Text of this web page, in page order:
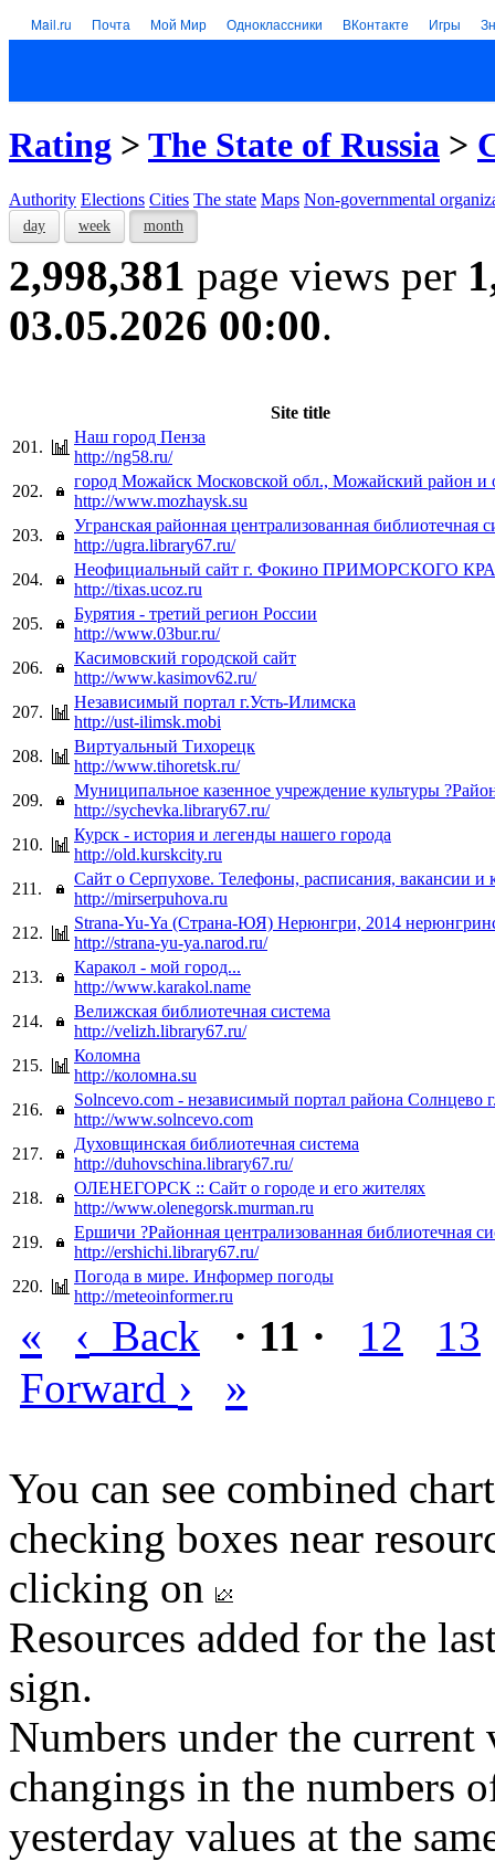
Mail.ru Почта Мой Мир Одноклассники ВКонтакте Игры
Rating > The State of Russia >
Authority Elections Cities The state Maps Non-governmental
day week month
2,998,381 page views per
03.05.2026 00:00.
Site title
201.
Наш город Пенза
http://ng58.ru/
202.
город Можайск Московской обл., Можайский район и
http://www.mozhaysk.su
203.
Угранская районная централизованная библиотечная
http://ugra.library67.ru/
204.
Неофициальный сайт г. Фокино ПРИМОРСКОГО
http://tixas.ucoz.ru
205.
Бурятия - третий регион России
http://www.03bur.ru/
206.
Касимовский городской сайт
http://www.kasimov62.ru/
207.
Независимый портал г.Усть-Илимска
http://ust-ilimsk.mobi
208.
Виртуальный Тихорецк
http://www.tihoretsk.ru/
209.
Муниципальное казенное учреждение культуры
http://sychevka.library67.ru/
210.
Курск - история и легенды нашего города
http://old.kurskcity.ru
211.
Сайт о Серпухове. Телефоны, расписания, вакансии и
http://mirserpuhova.ru
212.
Strana-Yu-Ya (Страна-ЮЯ) Нерюнгри, 2014
http://strana-yu-ya.narod.ru/
213.
Каракол - мой город...
http://www.karakol.name
214.
Велижская библиотечная система
http://velizh.library67.ru/
215.
Коломна
http://коломна.su
216.
Solncevo.com - независимый портал района Солнцево
http://www.solncevo.com
217.
Духовщинская библиотечная система
http://duhovschina.library67.ru/
218.
ОЛЕНЕГОРСК :: Сайт о городе и его жителях
http://www.olenegorsk.murman.ru
219.
Ершичи ?Районная централизованная библиотечная
http://ershichi.library67.ru/
220.
Погода в мире. Информер погоды
http://meteoinformer.ru
« ‹ Back · 11 · 12
13
Forward › »
You can see combined
checking boxes near
clicking on
Resources added for the
sign.
Numbers under the
changings in the numbers
yesterday values at the